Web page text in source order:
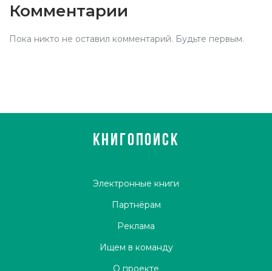
Комментарии
Пока никто не оставил комментарий. Будьте первым.
КНИГОПОИСК
Электронные книги
Партнёрам
Реклама
Ищем в команду
О проекте